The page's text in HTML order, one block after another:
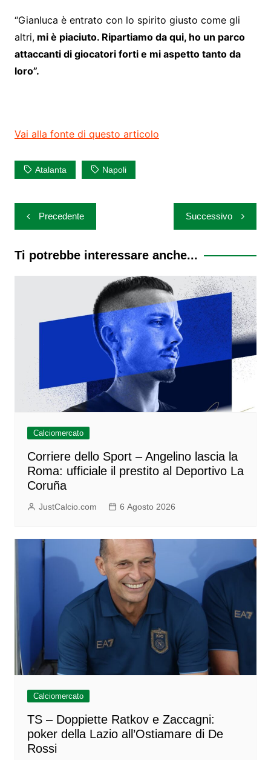
“Gianluca è entrato con lo spirito giusto come gli
altri,mi è piaciuto. Ripartiamo da qui, ho un parco
attaccanti di giocatori forti e mi aspetto tanto da
loro”.
Vai alla fonte di questo articolo
Atalanta Napoli
Navigazione
articoli
Precedente Successivo
Ti potrebbe interessare anche...
Calciomercato
Corriere dello Sport – Angelino lascia la
Roma: ufficiale il prestito al Deportivo La
Coruña
JustCalcio.com 6 Agosto 2026
Calciomercato
TS – Doppiette Ratkov e Zaccagni:
poker della Lazio all’Ostiamare di De
Rossi